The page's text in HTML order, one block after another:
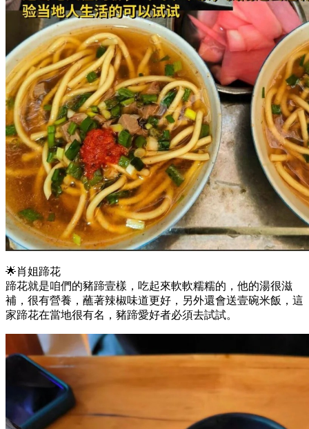
🌟肖姐蹄花
蹄花就是咱們的豬蹄壹樣，吃起來軟軟糯糯的，他的湯很滋
補，很有營養，蘸著辣椒味道更好，另外還會送壹碗米飯，這
家蹄花在當地很有名，豬蹄愛好者必須去試試。